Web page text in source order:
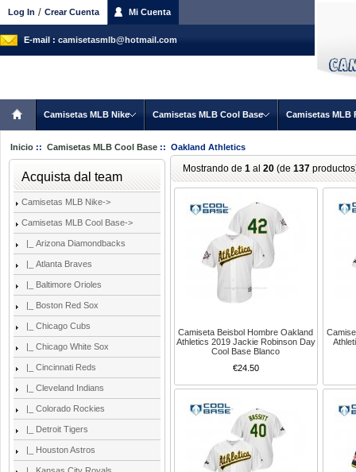
Log In / Crear Cuenta Mi Cuenta
E-mail : camisetasmlb@hotmail.com
Camisetas MLB Nike Camisetas MLB Cool Base Camisetas MLB
Inicio :: Camisetas MLB Cool Base :: Oakland Athletics
Acquista dal team
Camisetas MLB Nike->
Camisetas MLB Cool Base->
|_ Arizona Diamondbacks
|_ Atlanta Braves
|_ Baltimore Orioles
|_ Boston Red Sox
|_ Chicago Cubs
|_ Chicago White Sox
|_ Cincinnati Reds
|_ Cleveland Indians
|_ Colorado Rockies
|_ Detroit Tigers
|_ Houston Astros
Mostrando de 1 al 20 (de 137
Camiseta Beisbol Hombre Oakland
Athletics 2019 Jackie Robinson Day
Cool Base Blanco
€24.50